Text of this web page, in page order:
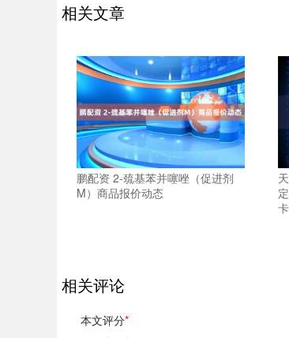
相关文章
鹏配资 2-巯基苯并噻唑（促进剂
M）商品报价动态
相关评论
本文评分*